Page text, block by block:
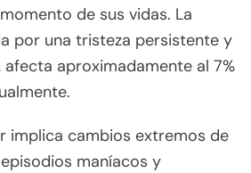
de sus vidas. La
por una tristeza persistente y
aproximadamente al 7%
implica cambios extremos de
maníacos y